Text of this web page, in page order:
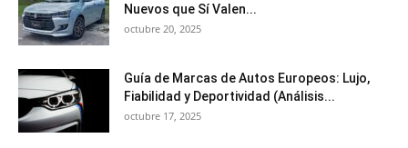
Nuevos que Sí Valen...
octubre 20, 2025
Guía de Marcas de Autos Europeos: Lujo,
Fiabilidad y Deportividad (Análisis...
octubre 17, 2025